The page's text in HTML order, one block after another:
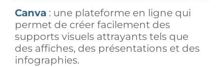
Canva : une plateforme en ligne qui
permet de créer facilement des
supports visuels attrayants tels que
des affiches, des présentations et des
infographies.